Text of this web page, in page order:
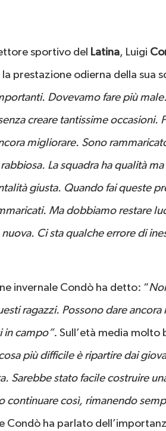
sportivo del Latina, Luigi
prestazione odierna della sua
Dovevamo fare più
creare tantissime occasioni.
migliorare. Sono
La squadra ha qualità
giusta. Quando fai queste
Ma dobbiamo restare
Ci sta qualche errore di
invernale Condò ha detto: “
ragazzi. Possono dare
in campo”. Sull’età media molto
più difficile è ripartire dai
Sarebbe stato facile costruire
così, rimanendo
Condò ha parlato